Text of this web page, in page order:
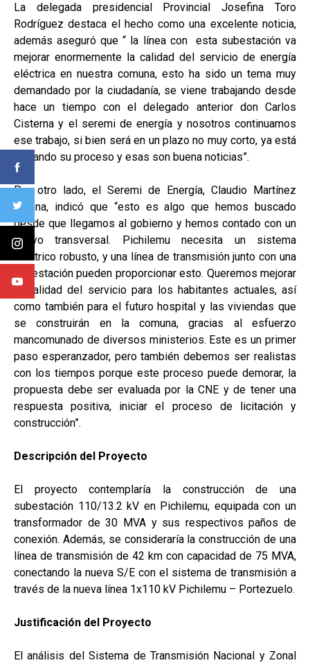
La delegada presidencial Provincial Josefina Toro
Rodríguez destaca el hecho como una excelente noticia,
además aseguró que “ la línea con esta subestación va
mejorar enormemente la calidad del servicio de energía
eléctrica en nuestra comuna, esto ha sido un tema muy
demandado por la ciudadanía, se viene trabajando desde
hace un tiempo con el delegado anterior don Carlos
Cisterna y el seremi de energía y nosotros continuamos
ese trabajo, si bien será en un plazo no muy corto, ya está
iniciando su proceso y esas son buena noticias”.
Por otro lado, el Seremi de Energía, Claudio Martínez
Molina, indicó que “esto es algo que hemos buscado
desde que llegamos al gobierno y hemos contado con un
apoyo transversal. Pichilemu necesita un sistema
eléctrico robusto, y una línea de transmisión junto con una
subestación pueden proporcionar esto. Queremos mejorar
la calidad del servicio para los habitantes actuales, así
como también para el futuro hospital y las viviendas que
se construirán en la comuna, gracias al esfuerzo
mancomunado de diversos ministerios. Este es un primer
paso esperanzador, pero también debemos ser realistas
con los tiempos porque este proceso puede demorar, la
propuesta debe ser evaluada por la CNE y de tener una
respuesta positiva, iniciar el proceso de licitación y
construcción”.
Descripción del Proyecto
El proyecto contemplaría la construcción de una
subestación 110/13.2 kV en Pichilemu, equipada con un
transformador de 30 MVA y sus respectivos paños de
conexión. Además, se consideraría la construcción de una
línea de transmisión de 42 km con capacidad de 75 MVA,
conectando la nueva S/E con el sistema de transmisión a
través de la nueva línea 1x110 kV Pichilemu – Portezuelo.
Justificación del Proyecto
El análisis del Sistema de Transmisión Nacional y Zonal